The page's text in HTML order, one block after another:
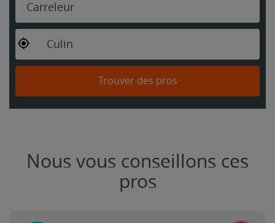
Carreleur
Culin
Trouver des pros
Nous vous conseillons ces
pros